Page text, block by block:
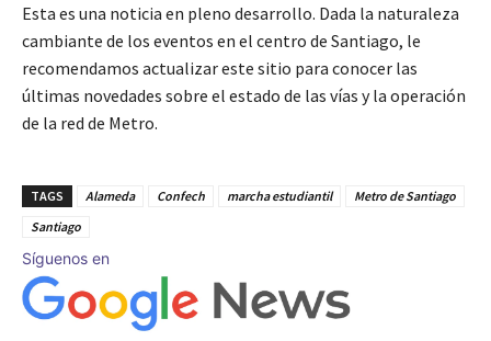
Esta es una noticia en pleno desarrollo. Dada la naturaleza
cambiante de los eventos en el centro de Santiago, le
recomendamos actualizar este sitio para conocer las
últimas novedades sobre el estado de las vías y la operación
de la red de Metro.
TAGS Alameda Confech marcha estudiantil
Metro de Santiago
Santiago
Síguenos en